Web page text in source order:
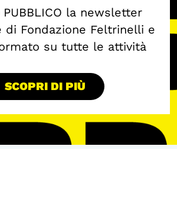
la newsletter
di Fondazione Feltrinelli e
su tutte le attività
SCOPRI DI PIÙ